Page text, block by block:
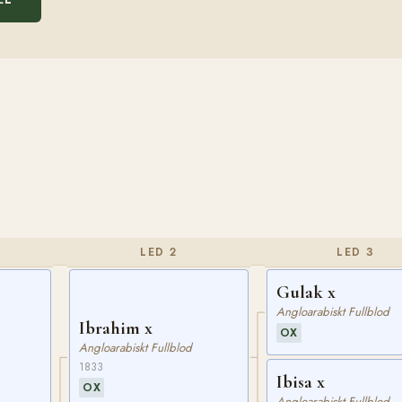
LED 2
Ibrahim x
Angloarabiskt Fullblod
1833
OX
LED 3
Gulak x
Angloarabiskt Fullblod
OX
Ibisa x